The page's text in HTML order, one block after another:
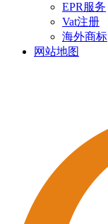
EPR服务
Vat注册
海外商标
网站地图